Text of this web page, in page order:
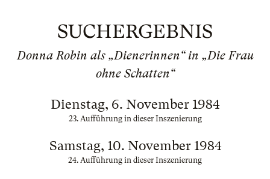
SUCHERGEBNIS
Donna Robin als „Dienerinnen“ in „Die Frau
ohne Schatten“
Dienstag, 6. November 1984
23. Aufführung in dieser Inszenierung
Samstag, 10. November 1984
24. Aufführung in dieser Inszenierung